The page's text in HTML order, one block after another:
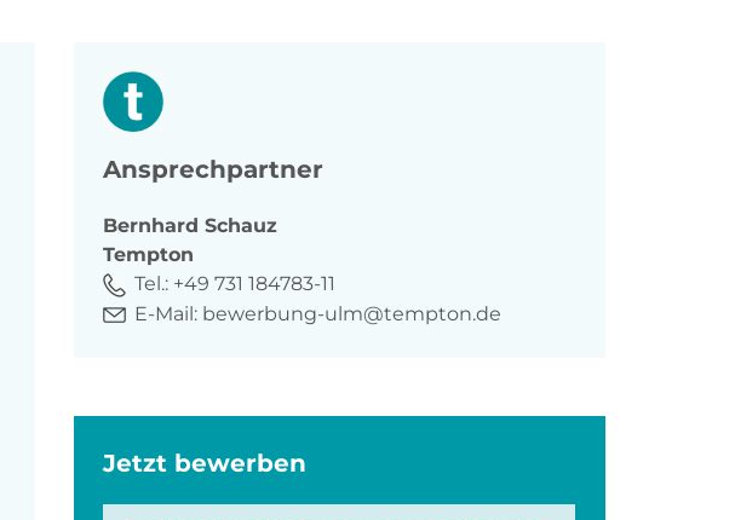
Ansprechpartner
Bernhard Schauz
Tempton
Tel.: +49 731 184783-11
E-Mail: bewerbung-ulm@tempton.de
Jetzt bewerben